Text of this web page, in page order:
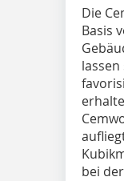
Die
Basis
bei